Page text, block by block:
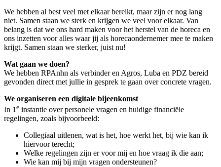
We hebben al best veel met elkaar bereikt, maar zijn er nog lang
niet. Samen staan we sterk en krijgen we veel voor elkaar. Van
belang is dat we ons hard maken voor het herstel van de horeca en
ons inzetten voor alles waar jij als horecaondernemer mee te maken
krijgt. Samen staan we sterker, juist nu!
Wat gaan we doen?
We hebben RPAnhn als verbinder en Agros, Luba en PDZ bereid
gevonden direct met jullie in gesprek te gaan over concrete vragen.
We organiseren een digitale bijeenkomst
In 1e instantie over personele vragen en huidige financiële
regelingen, zoals bijvoorbeeld:
Collegiaal uitlenen, wat is het, hoe werkt het, bij wie kan ik
hiervoor terecht;
Welke regelingen zijn er voor mij en hoe vraag ik die aan;
Wie kan mij bij mijn vragen ondersteunen?